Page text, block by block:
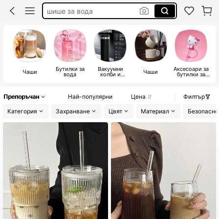
чаша за кафе
чаши
Чаши Бутилки за
вода
Вакуумни
колби и Чаши Аксесоари за
бутилки за
Препоръчан Най-популярни Цена
Филтър
Категория
Захранване Цвят Материал